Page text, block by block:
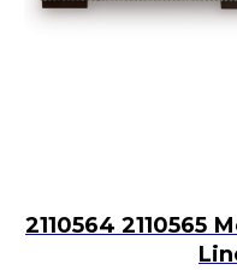
2110564 2110565